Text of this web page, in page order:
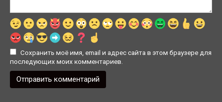
Сохранить моё имя, email и адрес сайта в этом браузере для
последующих моих комментариев.